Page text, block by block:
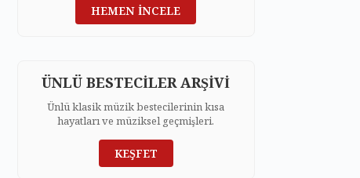
HEMEN İNCELE
ÜNLÜ BESTECİLER ARŞİVİ
Ünlü klasik müzik bestecilerinin kısa
hayatları ve müziksel geçmişleri.
KEŞFET